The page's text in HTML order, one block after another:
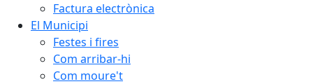
Factura electrònica
El Municipi
Festes i fires
Com arribar-hi
Com moure't